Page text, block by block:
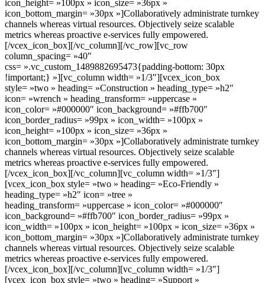
icon_height= »100px » icon_size= »36px »
icon_bottom_margin= »30px »]Collaboratively administrate turnkey
channels whereas virtual resources. Objectively seize scalable
metrics whereas proactive e-services fully empowered.
[/vcex_icon_box][/vc_column][/vc_row][vc_row
column_spacing= »40″
css= ».vc_custom_1489882695473{padding-bottom: 30px
!important;} »][vc_column width= »1/3″][vcex_icon_box
style= »two » heading= »Construction » heading_type= »h2″
icon= »wrench » heading_transform= »uppercase »
icon_color= »#000000″ icon_background= »#ffb700″
icon_border_radius= »99px » icon_width= »100px »
icon_height= »100px » icon_size= »36px »
icon_bottom_margin= »30px »]Collaboratively administrate turnkey
channels whereas virtual resources. Objectively seize scalable
metrics whereas proactive e-services fully empowered.
[/vcex_icon_box][/vc_column][vc_column width= »1/3″]
[vcex_icon_box style= »two » heading= »Eco-Friendly »
heading_type= »h2″ icon= »tree »
heading_transform= »uppercase » icon_color= »#000000″
icon_background= »#ffb700″ icon_border_radius= »99px »
icon_width= »100px » icon_height= »100px » icon_size= »36px »
icon_bottom_margin= »30px »]Collaboratively administrate turnkey
channels whereas virtual resources. Objectively seize scalable
metrics whereas proactive e-services fully empowered.
[/vcex_icon_box][/vc_column][vc_column width= »1/3″]
[vcex_icon_box style= »two » heading= »Support »